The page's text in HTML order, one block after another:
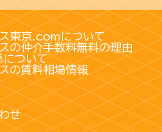
東京.comについて
の仲介手数料無料の理由
について
の賃料相場情報
せ